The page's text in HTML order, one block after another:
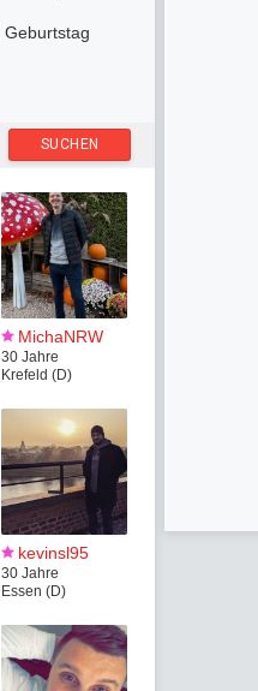
Geburtstag
SUCHEN
MichaNRW
30 Jahre
Krefeld (D)
kevinsl95
30 Jahre
Essen (D)